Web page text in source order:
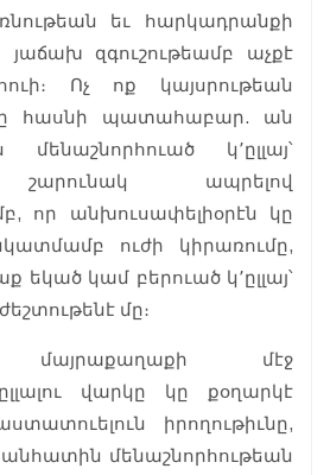
եւ հարկադրանքի
զգուշութեամբ աչքէ
Ոչ ոք կայսրութեան
հասնի պատահաբար. ան
կ՚ըլլայ՝
շարունակ ապրելով
որ անխուսափելիօրէն կը
ուժի կիրառումը,
եկած կամ բերուած կ՚ըլլայ՝
մը։
մայրաքաղաքի մէջ
վարկը կը քօղարկէ
իրողութիւնը,
անհատին մենաշնորհութեան